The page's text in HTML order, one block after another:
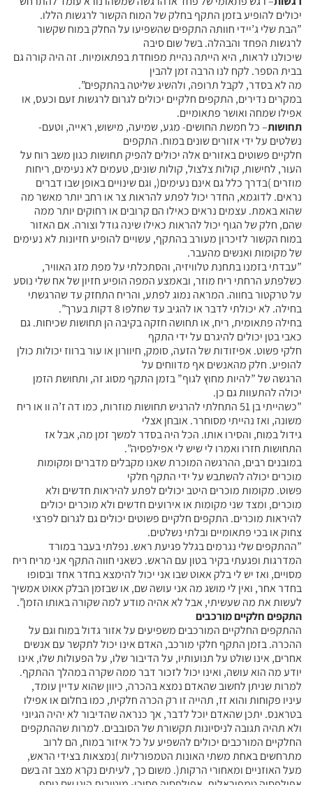
יכולים להופיע בזמן התקף בחלק של המוח הקשור לרגשות הללו.
”הבת שלי ג’יידי חוותה התקפים שהשפיעו על החלק במוח שקשור
לרגשות הפחד והבהלה. בשל שום סיבה
שיכולנו לראות, היא הייתה נהיית מפוחדת בפתאומיות. זה היה קורה גם
בבית הספר. לקח לנו הרבה זמן להבין
מה לא בסדר, לקבל תרופה, ולהשיג שליטה בהתקפים”.
במקרים נדירים, התקפים חלקיים יכולים לגרום לרגשות זעם וכעס, או
אפילו שמחה ואושר פתאומיים.
תחושות– כל חמשת החושים- מגע, שמיעה, מישוש, ראייה, וטעם-
נשלטים על ידי אזורים שונים במוח. התקפים
חלקיים פשוטים באזורים אלה יכולים להפיק תחושות כגון משב רוח על
העור, לחישות, קולות צלצול, קולות שונים, טעמים לא נעימים, ריחות
מוזרים )בדרך כלל גם אינם נעימים(, וגם שינויים באופן שבו דברים
נראים. לדוגמא, החדר יכול לפתע להראות צר או רחב יותר מאשר מה
שהוא באמת. עצמים נראים כאילו הם קרובים או רחוקים יותר ממה
שהם, חלק של הגוף יכול להראות כאילו שינה גודל וצורה. אם האזור
במוח הקשור לזיכרון מעורב בהתקף, עשויים להופיע חזיונות לא נעימים
של מקומות ואנשים מהעבר.
”עבדתי בזמנו בתחנת טלוויזיה, והסתכלתי על מפת מזג האוויר,
כשלפתע הרחתי ריח מוזר, ובאמצע המפה הופיע חזיון של אח שלי נוסע
על טרקטור בחווה. המראה נמוג לפתע, והריח התחזק עד שהרגשתי
בחילה. לא יכולתי לדבר או להגיב עד שחלפו 8 דקות בערך”.
בחילה פתאומית, ריח, או תחושה חזקה בקיבה הן תחושות שכיחות. גם
כאבי בטן יכולים להיגרם על ידי התקף
חלקי פשוט. אפיזודות של הזעה, סומק, חיוורון או עור ברווז יכולות כולן
להופיע. חלק מהאנשים אף מדווחים על
הרגשה של ”להיות מחוץ לגוף” בזמן התקף מסוג זה, ותחושת הזמן
יכולה להתעוות גם כן.
”כשהייתי בן 51 התחלתי להרגיש תחושות מוזרות, כמו דה ז’ה וו או ריח
משונה, ואז נהייתי מסוחרר. אובחן אצלי
גידול במוח, והסירו אותו. הכל היה בסדר למשך זמן מה, אבל אז
התחושות חזרו ואמרו לי שיש לי אפילפסיה”.
במובנים רבים, ההרגשה המוכרת שאנו מקבלים מדברים ומקומות
מוכרים יכולה להשתבש על ידי התקף חלקי
פשוט. מקומות מוכרים היטב יכולים לפתע להיראות חדשים ולא
מוכרים, ומצד שני מקומות או אירועים חדשים ולא מוכרים יכולים
להיראות מוכרים. התקפים חלקיים פשוטים יכולים גם לגרום לפרצי
צחוק או בכי פתאומיים ובלתי נשלטים.
”ההתקפים שלי נגרמים בגלל פגיעת ראש. נפלתי בעבר במורד
המדרגות ופגעתי בקיר בטון עם הראש. כשאני חווה התקף אני מריח ריח
מסויים, ואז יש לי בלק אאוט שבו אני יכול להימצא בחדר אחד ובסופו
בחדר אחר, ואין לי מושג מה אני עושה שם, או שבזמן הבלק אאוט אמשיך
לעשות את מה שעשיתי, אבל לא אהיה מודע למה שקורה באותו הזמן”.
התקפים חלקיים מורכבים
ההתקפים החלקיים המורכבים משפיעים על אזור גדול במוח וגם על
ההכרה. בזמן התקף חלקי מורכב, האדם אינו יכול לתקשר עם אנשים
אחרים, אינו שולט על תנועותיו, על הדיבור שלו, על הפעולות שלו, אינו
יודע מה הוא עושה, ואינו יכול לזכור דבר ממה שקרה במהלך ההתקף.
למרות שניתן לחשוב שהאדם נמצא בהכרה, כיוון שהוא עדיין עומד,
עיניו פקוחות והוא זז, תהייה זו רק הכרה חלקית, כמו בחלום או אפילו
בטראנס. יתכן שהאדם יוכל לדבר, אך כנראה שהדיבור לא יהיה הגיוני
ולא תהיה תגובה לניסיונות תקשורת של הסובבים. למרות שההתקפים
החלקיים המורכבים יכולים להשפיע על כל איזור במוח, הם לרוב
מתרחשים באחת משתי האונות הטמפורליות )נמצאות בצידי הראש,
מעל האוזניים ומאחורי הרקות(. משום כך, לעיתים נקרא מצב זה בשם